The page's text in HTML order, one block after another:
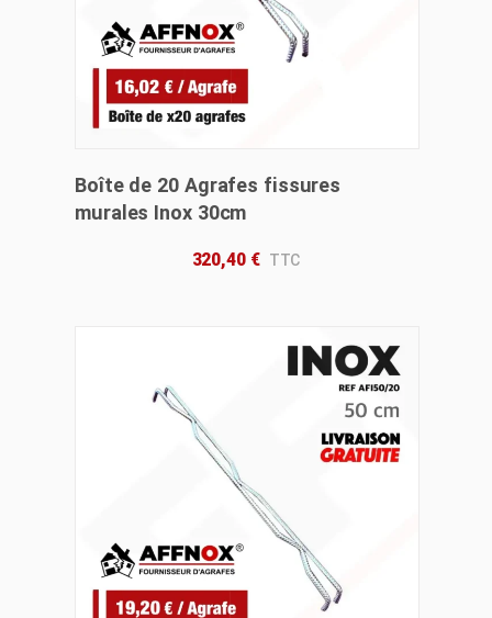
Boîte de 20 Agrafes fissures
murales Inox 30cm
320,40 €